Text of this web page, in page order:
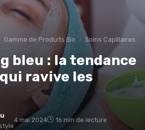
Gamme de Produits Bio Soins Capillaires
bleu : la tendance
ravive les
4 mai 2024 16 min de lecture